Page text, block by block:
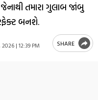
તમારા ગુલાબ જાંબુ
બનશે.
| 12:39 PM SHARE